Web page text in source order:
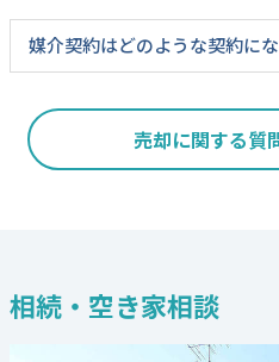
媒介契約はどのような契約に
売却に関する質
相続・空き家相談